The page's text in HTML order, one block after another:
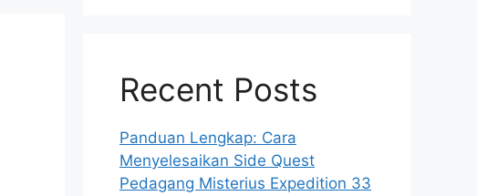
Recent Posts
Panduan Lengkap: Cara
Menyelesaikan Side Quest
Pedagang Misterius Expedition 33